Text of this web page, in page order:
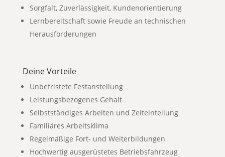
Sorgfalt, Zuverlässigkeit, Kundenorientierung
Lernbereitschaft sowie Freude an technischen
Herausforderungen
Deine Vorteile
Unbefristete Festanstellung
Leistungsbezogenes Gehalt
Selbstständiges Arbeiten und Zeiteinteilung
Familiäres Arbeitsklima
Regelmäßige Fort- und Weiterbildungen
Hochwertig ausgerüstetes Betriebsfahrzeug